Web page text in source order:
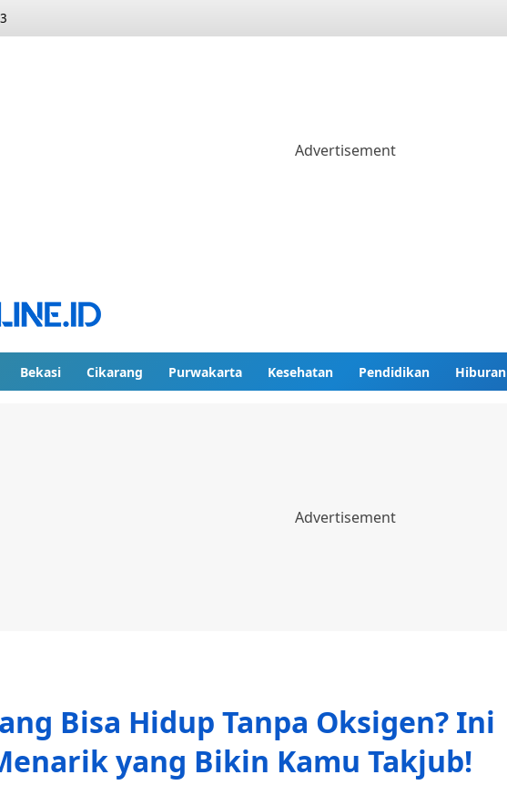
Bekasi Cikarang Purwakarta Kesehatan Pendidikan Hiburan
Bisa Hidup Tanpa Oksigen? Ini
yang Bikin Kamu Takjub!